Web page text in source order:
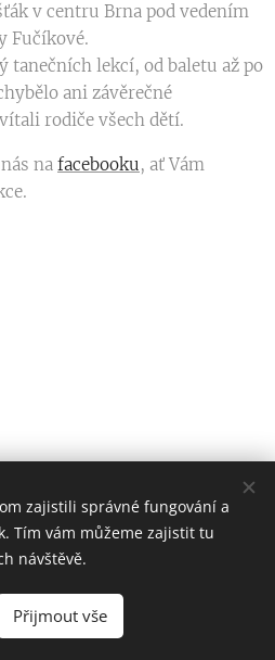
v centru Brna pod vedením
Fučíkové.
tanečních lekcí, od baletu až po
ani závěrečné
rodiče všech dětí.
na facebooku, ať Vám
16, Brno 602 00
vyhrazena 2026
Webnode
zajistili správné fungování a
Tím vám můžeme zajistit tu
návštěvě.
Přijmout vše